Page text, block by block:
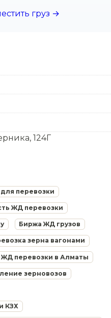
груз →
124Г
перевозки
ЖД перевозки
Биржа ЖД грузов
зерна вагонами
ЖД перевозки в Алматы
зерновозов
КЗХ